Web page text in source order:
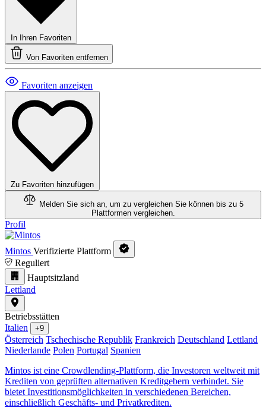
In Ihren Favoriten
Von Favoriten entfernen
Favoriten anzeigen
Zu Favoriten hinzufügen
Melden Sie sich an, um zu vergleichen Sie können bis zu 5
Plattformen vergleichen.
Profil
Mintos Verifizierte Plattform
Reguliert
Hauptsitzland
Lettland
Betriebsstätten
Italien
+9
Österreich Tschechische Republik Frankreich Deutschland Lettland
Niederlande Polen Portugal Spanien
Mintos ist eine Crowdlending-Plattform, die Investoren weltweit mit
Krediten von geprüften alternativen Kreditgebern verbindet. Sie
bietet Investitionsmöglichkeiten in verschiedenen Bereichen,
einschließlich Geschäfts- und Privatkrediten.